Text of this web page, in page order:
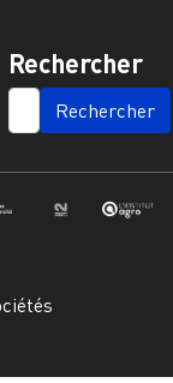
Rechercher
SEARCH